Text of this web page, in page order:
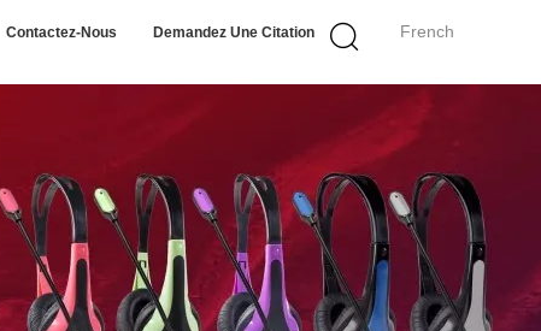
French
Contactez-Nous Demandez Une Citation